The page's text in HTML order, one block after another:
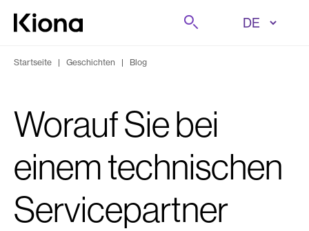
Zum Inhalt wechseln
Zur Homepage wechseln
Suche
Startseite | Geschichten | Blog
Worauf Sie bei
einem technischen
Servicepartner